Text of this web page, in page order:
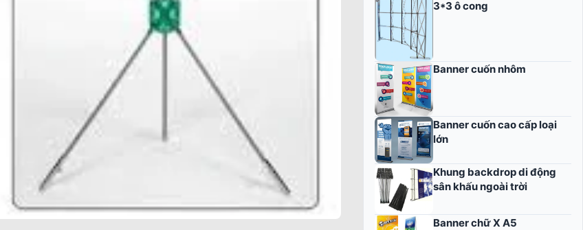
3*3 ô cong
Banner cuốn nhôm
Banner cuốn cao cấp loại
lớn
Khung backdrop di động
sân khấu ngoài trời
Banner chữ X A5